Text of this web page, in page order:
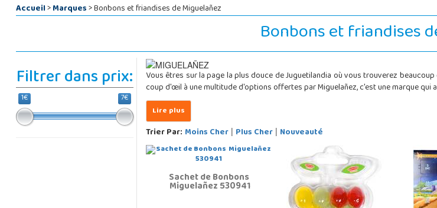
Accueil>Marques> Bonbons et friandises de Miguelañez
Bonbons et friandises
Filtrer dans prix:
1€ 7€
Vous êtres sur la page la plus douce de Juguetilandia où vous trouverez
coup d'œil à une multitude d'options offertes par Miguelañez, c'est une marque
Trier Par: Moins Cher| Plus Cher| Nouveauté
Sachet de Bonbons
Miguelañez 530941